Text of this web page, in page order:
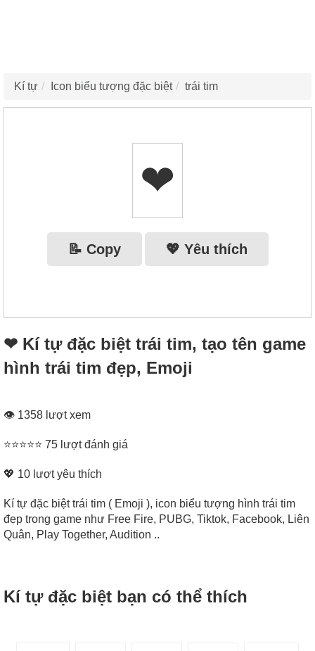
Kí tự Icon biểu tượng đặc biệt trái tim
❤︎‬
📝 Copy 💖 Yêu thích
❤︎‬ Kí tự đặc biệt trái tim, tạo tên game
hình trái tim đẹp, Emoji
👁 1358 lượt xem
⭐⭐⭐⭐⭐ 75 lượt đánh giá
💖 10 lượt yêu thích
Kí tự đặc biệt trái tim ( Emoji ), icon biểu tượng hình trái tim
đẹp trong game như Free Fire, PUBG, Tiktok, Facebook, Liên
Quân, Play Together, Audition ..
Kí tự đặc biệt bạn có thể thích